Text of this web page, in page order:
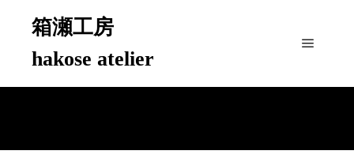
箱瀬工房
hakose atelier